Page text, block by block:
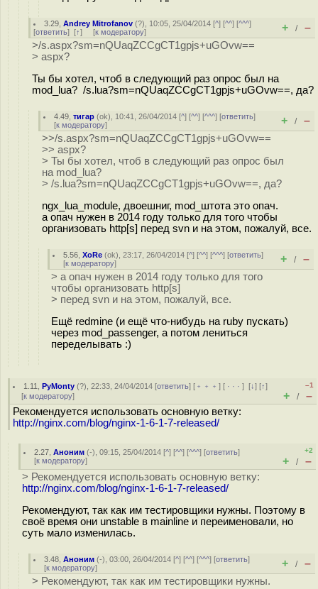
3.29 ,Andrey Mitrofanov (?), 10:05, 25/04/2014 [^] [^^] [^^^]
[ответить] [↑] [к модератору] + / –
>/s.aspx?sm=nQUaqZCCgCT1gpjs+uGOvw==
> aspx?
Ты бы хотел, чтоб в следующий раз опрос был на
mod_lua? /s.lua?sm=nQUaqZCCgCT1gpjs+uGOvw==, да?
4.49 ,тигар (ok), 10:41, 26/04/2014 [^] [^^] [^^^] [ответить]
[к модератору] + / –
>>/s.aspx?sm=nQUaqZCCgCT1gpjs+uGOvw==
>> aspx?
> Ты бы хотел, чтоб в следующий раз опрос был
на mod_lua?
> /s.lua?sm=nQUaqZCCgCT1gpjs+uGOvw==, да?
ngx_lua_module, двоешниг, mod_штота это опач.
а опач нужен в 2014 году только для того чтобы
организовать http[s] перед svn и на этом, пожалуй, все.
5.56 ,XoRe (ok), 23:17, 26/04/2014 [^] [^^] [^^^] [ответить]
[к модератору] + / –
> а опач нужен в 2014 году только для того
чтобы организовать http[s]
> перед svn и на этом, пожалуй, все.
Ещё redmine (и ещё что-нибудь на ruby пускать)
через mod_passenger, а потом лениться
переделывать :)
1.11 ,PyMonty (?), 22:33, 24/04/2014 [ответить] [ ﹢﹢﹢] [ · · ·][↓] [↑]
[к модератору]
–1
+ / –
Рекомендуется использовать основную ветку:
http://nginx.com/blog/nginx-1-6-1-7-released/
2.27 ,Аноним (-), 09:15, 25/04/2014 [^] [^^] [^^^] [ответить]
[к модератору]
+2
+ / –
> Рекомендуется использовать основную ветку:
http://nginx.com/blog/nginx-1-6-1-7-released/
Рекомендуют, так как им тестировщики нужны. Поэтому в
своё время они unstable в mainline и переименовали, но
суть мало изменилась.
3.48 ,Аноним (-), 03:00, 26/04/2014 [^] [^^] [^^^] [ответить]
[к модератору] + / –
> Рекомендуют, так как им тестировщики нужны.